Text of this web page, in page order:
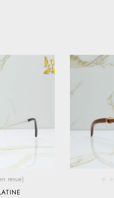
revue)